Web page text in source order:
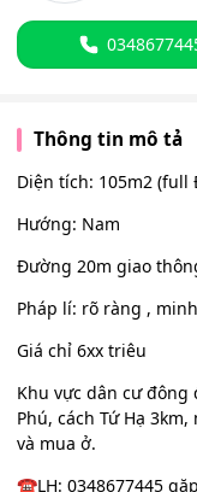
Thông tin mô tả
Diện tích: 105m2 (full
Hướng: Nam
Đường 20m giao
Pháp lí: rõ ràng ,
Giá chỉ 6xx triêu
Khu vực dân cư
Phú, cách Tứ Hạ
và mua ở.
☎️LH: 0348677445